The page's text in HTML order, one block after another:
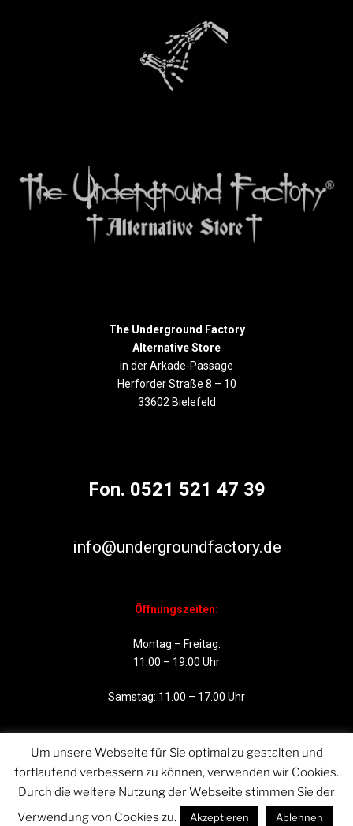
The Underground Factory
Alternative Store
in der Arkade-Passage
Herforder Straße 8 – 10
33602 Bielefeld
Fon. 0521 521 47 39
info@undergroundfactory.de
Öffnungszeiten:
Montag – Freitag:
11.00 – 19.00 Uhr
Samstag: 11.00 – 17.00 Uhr
Um unsere Webseite für Sie optimal zu gestalten und
fortlaufend verbessern zu können, verwenden wir Cookies.
Durch die weitere Nutzung der Webseite stimmen Sie der
Verwendung von Cookies zu.
Akzeptieren Ablehnen